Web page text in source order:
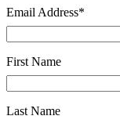
Email Address*
First Name
Last Name